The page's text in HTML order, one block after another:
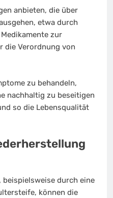
anbieten, die über
etwa durch
zur
die Verordnung von
zu behandeln,
nachhaltig zu beseitigen
so die Lebensqualität
durch eine
können die